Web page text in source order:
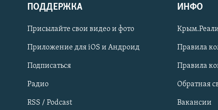
Українською
Qırımtatar
ПРИСОЕДИНЯЙТЕСЬ!
ПОДДЕРЖКА
Присылайте свои видео и фото
Приложение для iOS и Андроид
Подписаться
Радио
RSS / Podcast
ИНФО
Правила
Правила
Обратная
Вакансии